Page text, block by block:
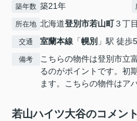
築年数 築21年
所在地 北海道登別市若山町３丁
交通 室蘭本線 「幌別 」駅 徒歩
備考
こちらの物件は登別市立
るのがポイントです。初
ます。こちらの物件はア
若山ハイツ大谷のコメン